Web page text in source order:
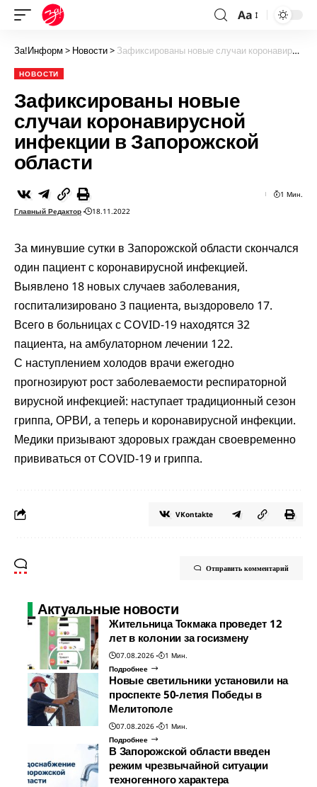
Aa
За!Информ > Новости> Зафиксированы новые случаи коронавирусной инфекции в Запорожской области
НОВОСТИ
Зафиксированы новые
случаи коронавирусной
инфекции в Запорожской
области
Главный Редактор 18.11.2022
1 Мин.
За минувшие сутки в Запорожской области скончался
один пациент с коронавирусной инфекцией.
Выявлено 18 новых случаев заболевания,
госпитализировано 3 пациента, выздоровело 17.
Всего в больницах с СOVID-19 находятся 32
пациента, на амбулаторном лечении 122.
С наступлением холодов врачи ежегодно
прогнозируют рост заболеваемости респираторной
вирусной инфекцией: наступает традиционный сезон
гриппа, ОРВИ, а теперь и коронавирусной инфекции.
Медики призывают здоровых граждан своевременно
прививаться от СOVID-19 и гриппа.
VKontakte
Отправить комментарий
Актуальные новости
Жительница Токмака проведет 12
лет в колонии за госизмену
07.08.2026
1 Мин.
Подробнее
Новые светильники установили на
проспекте 50-летия Победы в
Мелитополе
07.08.2026
1 Мин.
Подробнее
В Запорожской области введен
режим чрезвычайной ситуации
техногенного характера